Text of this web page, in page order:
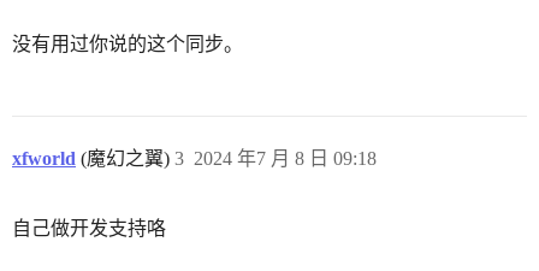
没有用过你说的这个同步。
xfworld (魔幻之翼) 2024 年7 月 8 日 09:18
3
自己做开发支持咯